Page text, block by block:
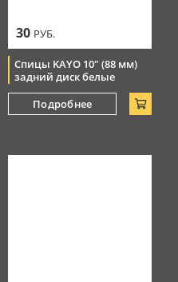
30 РУБ.
Спицы KAYO 10" (88 мм)
задний диск белые
Подробнее